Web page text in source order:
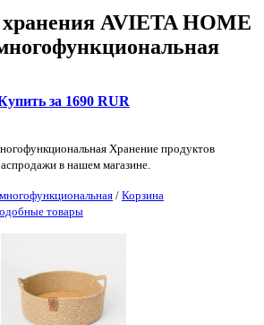
AVIETA HOME
за 1690 RUR
Хранение продуктов
в нашем магазине.
/ Корзина
товары